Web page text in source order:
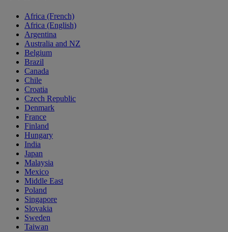
Africa (French)
Africa (English)
Argentina
Australia and NZ
Belgium
Brazil
Canada
Chile
Croatia
Czech Republic
Denmark
France
Finland
Hungary
India
Japan
Malaysia
Mexico
Middle East
Poland
Singapore
Slovakia
Sweden
Taiwan